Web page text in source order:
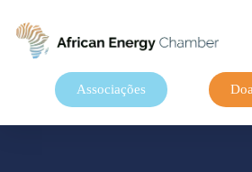
Associações